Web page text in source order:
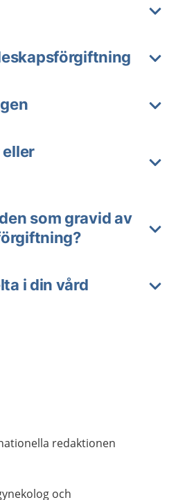
som gravid av
i din vård
redaktionen
och